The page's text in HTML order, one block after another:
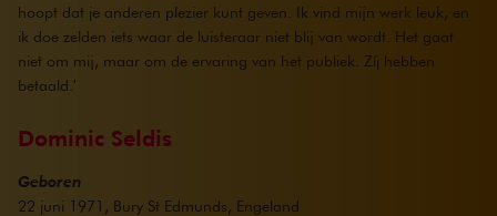
hoopt dat je anderen plezier kunt geven. Ik vind mijn werk leuk, en
ik doe zelden iets waar de luisteraar niet blij van wordt. Het gaat
niet om mij, maar om de ervaring van het publiek. Zíj hebben
betaald.'
Dominic Seldis
Geboren
22 juni 1971, Bury St Edmunds, Engeland